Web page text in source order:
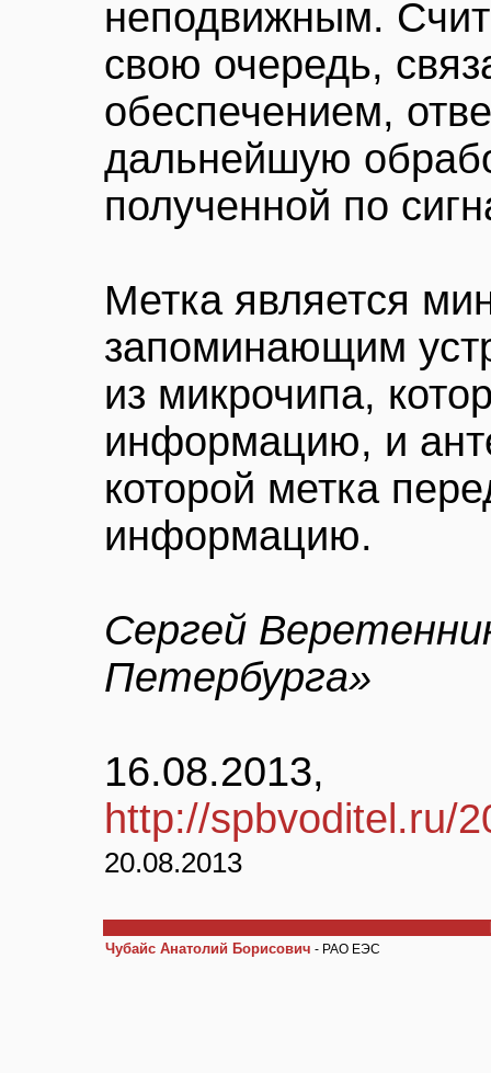
неподвижным.
свою очередь,
обеспечением,
дальнейшую
полученной по
Метка является
запоминающим
из микрочипа,
информацию, и
которой метка
информацию.
Сергей
Петербурга»
16.08.2013,
http://spbvoditel.ru/
20.08.2013
Чубайс Анатолий Борисович - РАО ЕЭС